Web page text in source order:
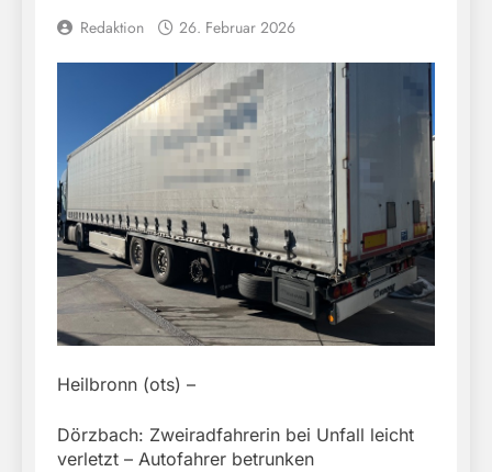
Redaktion 26. Februar 2026
Heilbronn (ots) –
Dörzbach: Zweiradfahrerin bei Unfall leicht
verletzt – Autofahrer betrunken